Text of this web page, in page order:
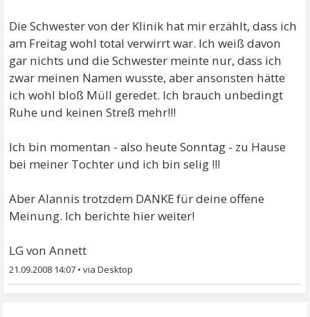
Die Schwester von der Klinik hat mir erzählt, dass ich
am Freitag wohl total verwirrt war. Ich weiß davon
gar nichts und die Schwester meinte nur, dass ich
zwar meinen Namen wusste, aber ansonsten hätte
ich wohl bloß Müll geredet. Ich brauch unbedingt
Ruhe und keinen Streß mehr!!!
Ich bin momentan - also heute Sonntag - zu Hause
bei meiner Tochter und ich bin selig !!!
Aber Alannis trotzdem DANKE für deine offene
Meinung. Ich berichte hier weiter!
LG von Annett
21.09.2008 14:07 •